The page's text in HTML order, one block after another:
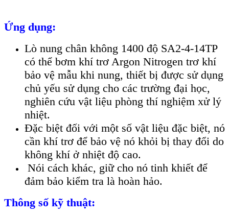
Ứng dụng:
Lò nung chân không 1400 độ SA2-4-14TP
có thể bơm khí trơ Argon Nitrogen trơ khí
bảo vệ mẫu khi nung, thiết bị được sử dụng
chủ yếu sử dụng cho các trường đại học,
nghiên cứu vật liệu phòng thí nghiệm xử lý
nhiệt.
Đặc biệt đối với một số vật liệu đặc biệt, nó
cần khí trơ để bảo vệ nó khỏi bị thay đổi do
không khí ở nhiệt độ cao.
Nói cách khác, giữ cho nó tinh khiết để
đảm bảo kiểm tra là hoàn hảo.
Thông số kỹ thuật: